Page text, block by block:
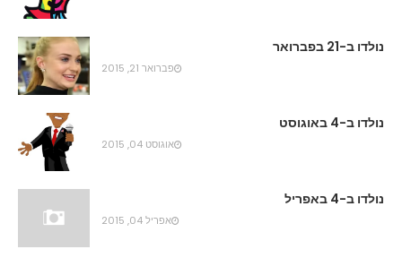
נולדו ב-21 בפברואר
פברואר 21, 2015
נולדו ב-4 באוגוסט
אוגוסט 04, 2015
נולדו ב-4 באפריל
אפריל 04, 2015